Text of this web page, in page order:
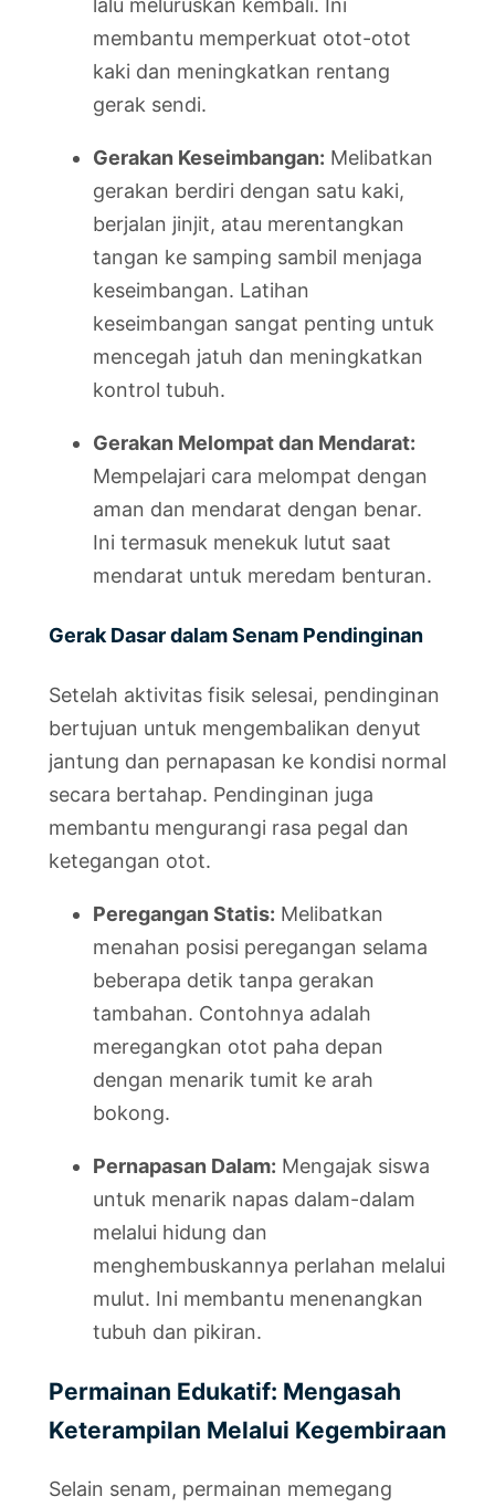
membantu memperkuat otot-otot
kaki dan meningkatkan rentang
gerak sendi.
Gerakan Keseimbangan: Melibatkan
gerakan berdiri dengan satu kaki,
berjalan jinjit, atau merentangkan
tangan ke samping sambil menjaga
keseimbangan. Latihan
keseimbangan sangat penting untuk
mencegah jatuh dan meningkatkan
kontrol tubuh.
Gerakan Melompat dan Mendarat:
Mempelajari cara melompat dengan
aman dan mendarat dengan benar.
Ini termasuk menekuk lutut saat
mendarat untuk meredam benturan.
Gerak Dasar dalam Senam Pendinginan
Setelah aktivitas fisik selesai, pendinginan
bertujuan untuk mengembalikan denyut
jantung dan pernapasan ke kondisi normal
secara bertahap. Pendinginan juga
membantu mengurangi rasa pegal dan
ketegangan otot.
Peregangan Statis: Melibatkan
menahan posisi peregangan selama
beberapa detik tanpa gerakan
tambahan. Contohnya adalah
meregangkan otot paha depan
dengan menarik tumit ke arah
bokong.
Pernapasan Dalam: Mengajak siswa
untuk menarik napas dalam-dalam
melalui hidung dan
menghembuskannya perlahan melalui
mulut. Ini membantu menenangkan
tubuh dan pikiran.
Permainan Edukatif: Mengasah
Keterampilan Melalui Kegembiraan
Selain senam, permainan memegang